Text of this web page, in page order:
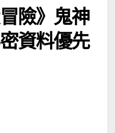
險》鬼神
資料優先